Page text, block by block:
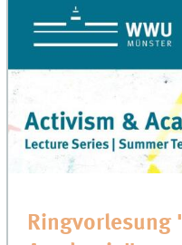
Ringvorlesung